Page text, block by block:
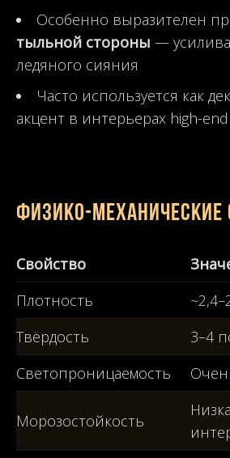
Особенно выразителен
тыльной стороны —
ледяного сияния
Часто используется как
акцент в интерьерах high-end
Физико-механические
Свойство
Плотность
Твёрдость
3–4
Светопроницаемость
Морозостойкость